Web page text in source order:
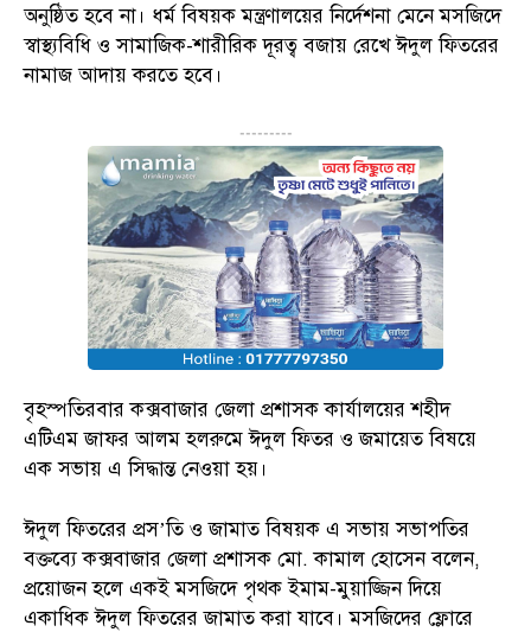
অনুষ্ঠিত হবে না। ধর্ম বিষয়ক মন্ত্রণালয়ের নির্দেশনা মেনে মসজিদে
স্বাস্থ্যবিধি ও সামাজিক-শারীরিক দূরত্ব বজায় রেখে ঈদুল ফিতরের
নামাজ আদায় করতে হবে।
---------
বৃহস্পতিরবার কক্সবাজার জেলা প্রশাসক কার্যালয়ের শহীদ
এটিএম জাফর আলম হলরুমে ঈদুল ফিতর ও জমায়েত বিষয়ে
এক সভায় এ সিদ্ধান্ত নেওয়া হয়।
ঈদুল ফিতরের প্রস’তি ও জামাত বিষয়ক এ সভায় সভাপতির
বক্তব্যে কক্সবাজার জেলা প্রশাসক মো. কামাল হোসেন বলেন,
প্রয়োজন হলে একই মসজিদে পৃথক ইমাম-মুয়াজ্জিন দিয়ে
একাধিক ঈদুল ফিতরের জামাত করা যাবে। মসজিদের ফ্লোরে